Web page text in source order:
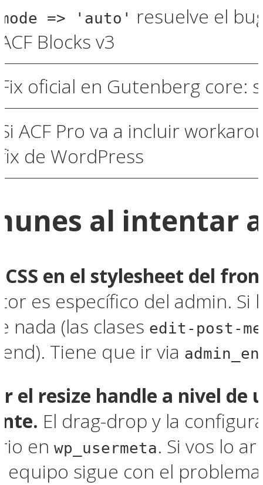
mode => 'auto' resuelve el
ACF Blocks v3
Fix oficial en Gutenberg core:
Si ACF Pro va a incluir
fix de WordPress
al intentar
en el stylesheet del
es específico del admin. Si
nada (las clases edit-post-
Tiene que ir via
el resize handle a nivel de
El drag-drop y la
enwp_usermeta. Si vos lo
sigue con el problema.